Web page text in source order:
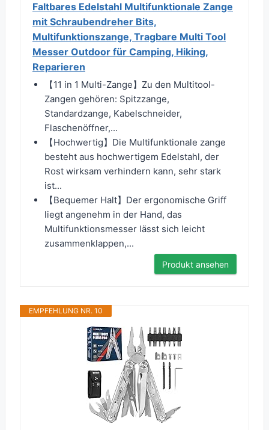
Faltbares Edelstahl Multifunktionale Zange
mit Schraubendreher Bits,
Multifunktionszange, Tragbare Multi Tool
Messer Outdoor für Camping, Hiking,
Reparieren
【11 in 1 Multi-Zange】Zu den Multitool-
Zangen gehören: Spitzzange,
Standardzange, Kabelschneider,
Flaschenöffner,...
【Hochwertig】Die Multifunktionale zange
besteht aus hochwertigem Edelstahl, der
Rost wirksam verhindern kann, sehr stark
ist...
【Bequemer Halt】Der ergonomische Griff
liegt angenehm in der Hand, das
Multifunktionsmesser lässt sich leicht
zusammenklappen,...
Produkt ansehen
EMPFEHLUNG NR. 10